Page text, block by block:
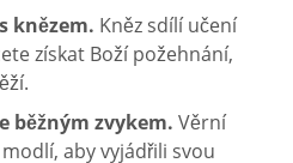
knězem. Kněz sdílí učení
získat Boží požehnání,
běžným zvykem. Věrní
aby vyjádřili svou